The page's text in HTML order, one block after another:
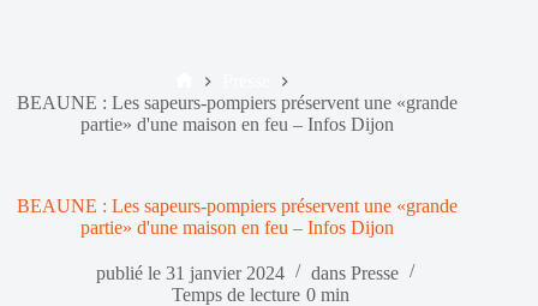
Accueil
BEAUNE : Les sapeurs-pompiers préservent une «grande
partie» d'une maison en feu – Infos Dijon
BEAUNE : Les sapeurs-pompiers préservent une «grande
partie» d'une maison en feu – Infos Dijon
publié le 31 janvier 2024 dans Presse
Temps de lecture 0 min